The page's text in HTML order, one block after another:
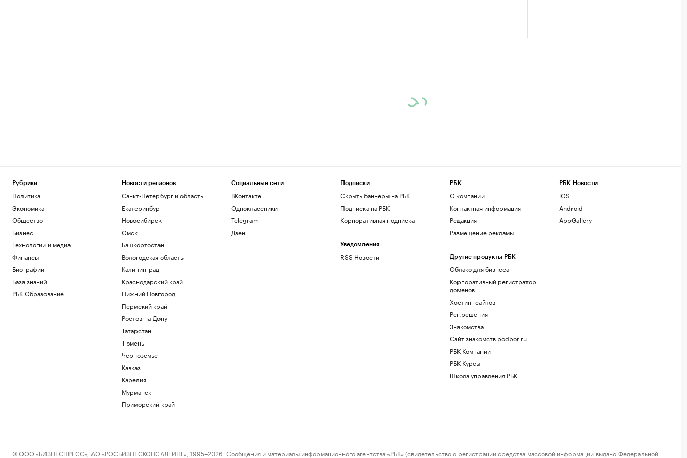
Рубрики
Политика
Экономика
Общество
Бизнес
Технологии и медиа
Финансы
Биографии
База знаний
РБК Образование
Новости регионов
Санкт-Петербург и область
Екатеринбург
Новосибирск
Омск
Башкортостан
Вологодская область
Калининград
Краснодарский край
Нижний Новгород
Пермский край
Ростов-на-Дону
Татарстан
Тюмень
Черноземье
Кавказ
Карелия
Мурманск
Приморский край
Социальные сети
ВКонтакте
Одноклассники
Telegram
Дзен
Подписки
Скрыть баннеры на РБК
Подписка на РБК
Корпоративная подписка
Уведомления
RSS Новости
РБК
О компании
Контактная информация
Редакция
Размещение рекламы
Другие продукты РБК
Облако для бизнеса
Корпоративный регистратор
доменов
Хостинг сайтов
Рег.решения
Знакомства
Сайт знакомств podbor.ru
РБК Компании
РБК Курсы
Школа управления РБК
РБК Новости
iOS
Android
AppGallery
© ООО «БИЗНЕСПРЕСС», АО «РОСБИЗНЕСКОНСАЛТИНГ», 1995–2026. Сообщения и материалы информационного агентства «РБК» (свидетельство о регистрации средства массовой информации выдано Федеральной